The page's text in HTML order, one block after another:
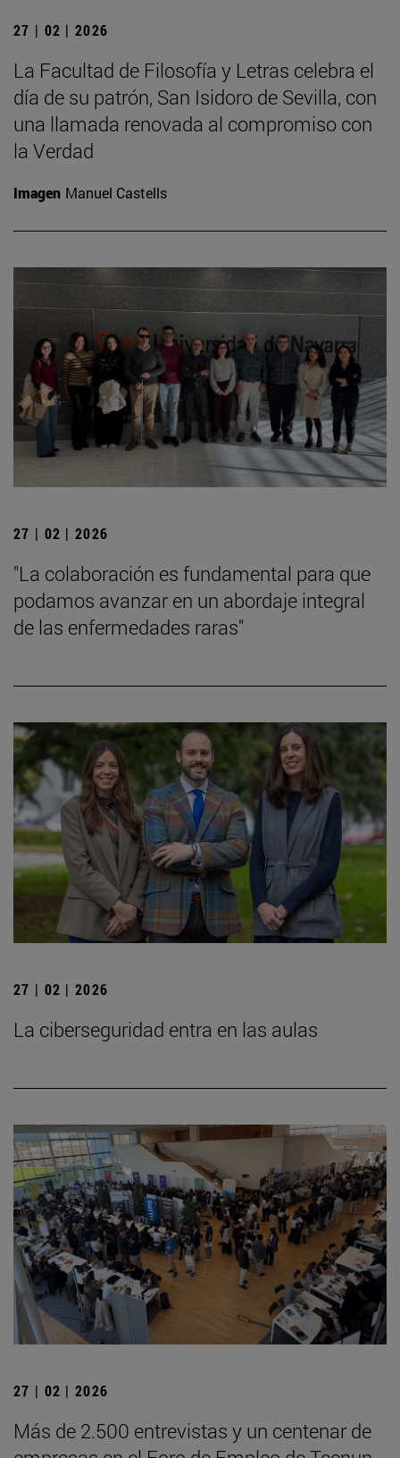
27 | 02 | 2026
La Facultad de Filosofía y Letras celebra el
día de su patrón, San Isidoro de Sevilla, con
una llamada renovada al compromiso con
la Verdad
Imagen Manuel Castells
27 | 02 | 2026
"La colaboración es fundamental para que
podamos avanzar en un abordaje integral
de las enfermedades raras"
27 | 02 | 2026
La ciberseguridad entra en las aulas
27 | 02 | 2026
Más de 2.500 entrevistas y un centenar de